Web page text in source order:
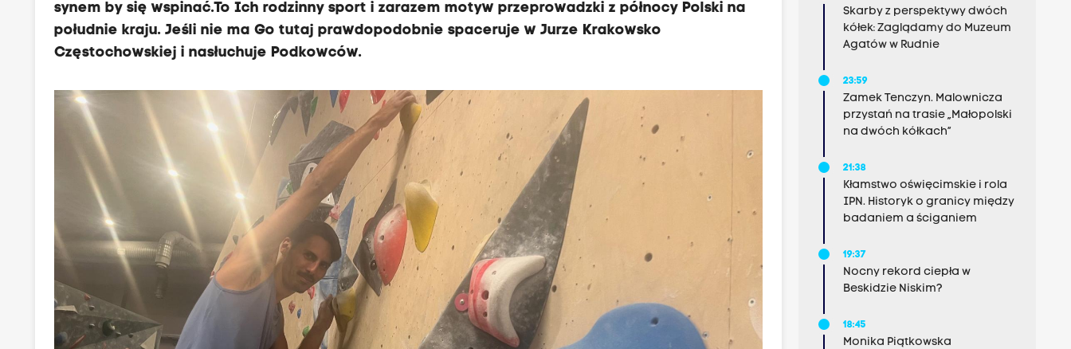
synem by się wspinać.To Ich rodzinny sport i zarazem motyw przeprowadzki z północy Polski na
południe kraju. Jeśli nie ma Go tutaj prawdopodobnie spaceruje w Jurze Krakowsko
Częstochowskiej i nasłuchuje Podkowców.
Skarby z perspektywy dwóch
kółek: Zaglądamy do Muzeum
Agatów w Rudnie
23:59
Zamek Tenczyn. Malownicza
przystań na trasie „Małopolski
na dwóch kółkach”
21:38
Kłamstwo oświęcimskie i rola
IPN. Historyk o granicy między
badaniem a ściganiem
19:37
Nocny rekord ciepła w
Beskidzie Niskim?
18:45
Monika Piątkowska